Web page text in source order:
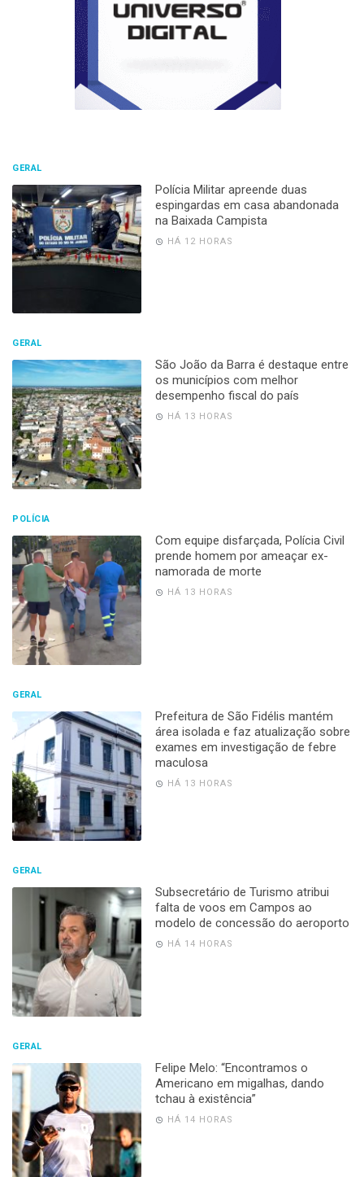
GERAL
Polícia Militar apreende duas
espingardas em casa abandonada
na Baixada Campista
HÁ 12 HORAS
GERAL
São João da Barra é destaque entre
os municípios com melhor
desempenho fiscal do país
HÁ 13 HORAS
POLÍCIA
Com equipe disfarçada, Polícia Civil
prende homem por ameaçar ex-
namorada de morte
HÁ 13 HORAS
GERAL
Prefeitura de São Fidélis mantém
área isolada e faz atualização sobre
exames em investigação de febre
maculosa
HÁ 13 HORAS
GERAL
Subsecretário de Turismo atribui
falta de voos em Campos ao
modelo de concessão do aeroporto
HÁ 14 HORAS
GERAL
Felipe Melo: “Encontramos o
Americano em migalhas, dando
tchau à existência”
HÁ 14 HORAS